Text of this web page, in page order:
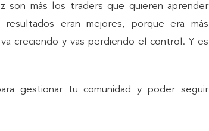
son más los traders que quieren aprender
eran mejores, porque era más
creciendo y vas perdiendo el control. Y es
gestionar tu comunidad y poder seguir